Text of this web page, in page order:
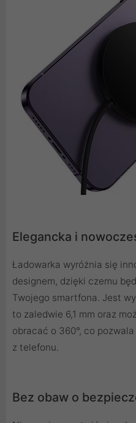
Elegancka i
Ładowarka wyróżnia się
designem, dzięki czemu
Twojego smartfona. Jest
to zaledwie 6,1 mm oraz
obracać o 360°, co
z telefonu.
Bez obaw o